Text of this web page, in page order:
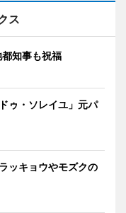
ス
知事も祝福
ゥ・ソレイユ」元パ
ッキョウやモズクの